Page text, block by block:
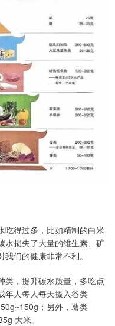
吃得过多，比如精制的白米
水损失了大量的维生素、矿
们的健康非常不利。
类，提升碳水质量，多吃点
年人每人每天摄入谷类
；另外，薯类
大米。